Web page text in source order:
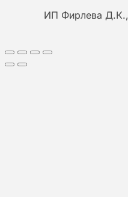
ИП Фирлева Д.К.,